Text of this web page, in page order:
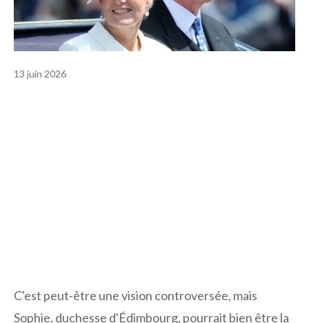
13 juin 2026
C'est peut-être une vision controversée, mais
Sophie, duchesse d'Édimbourg, pourrait bien être la